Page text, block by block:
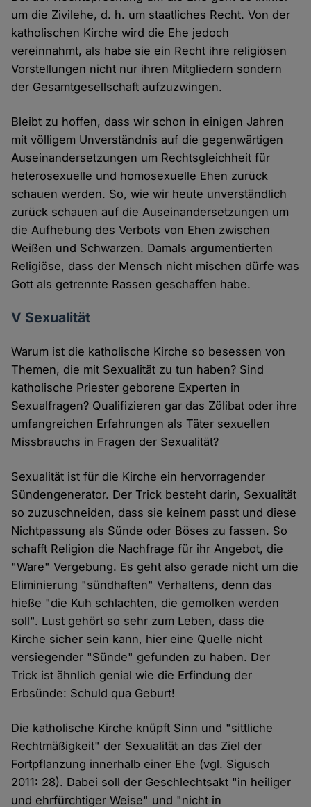
um die Zivilehe, d. h. um staatliches Recht. Von der
katholischen Kirche wird die Ehe jedoch
vereinnahmt, als habe sie ein Recht ihre religiösen
Vorstellungen nicht nur ihren Mitgliedern sondern
der Gesamtgesellschaft aufzuzwingen.
Bleibt zu hoffen, dass wir schon in einigen Jahren
mit völligem Unverständnis auf die gegenwärtigen
Auseinandersetzungen um Rechtsgleichheit für
heterosexuelle und homosexuelle Ehen zurück
schauen werden. So, wie wir heute unverständlich
zurück schauen auf die Auseinandersetzungen um
die Aufhebung des Verbots von Ehen zwischen
Weißen und Schwarzen. Damals argumentierten
Religiöse, dass der Mensch nicht mischen dürfe was
Gott als getrennte Rassen geschaffen habe.
V Sexualität
Warum ist die katholische Kirche so besessen von
Themen, die mit Sexualität zu tun haben? Sind
katholische Priester geborene Experten in
Sexualfragen? Qualifizieren gar das Zölibat oder ihre
umfangreichen Erfahrungen als Täter sexuellen
Missbrauchs in Fragen der Sexualität?
Sexualität ist für die Kirche ein hervorragender
Sündengenerator. Der Trick besteht darin, Sexualität
so zuzuschneiden, dass sie keinem passt und diese
Nichtpassung als Sünde oder Böses zu fassen. So
schafft Religion die Nachfrage für ihr Angebot, die
"Ware" Vergebung. Es geht also gerade nicht um die
Eliminierung "sündhaften" Verhaltens, denn das
hieße "die Kuh schlachten, die gemolken werden
soll". Lust gehört so sehr zum Leben, dass die
Kirche sicher sein kann, hier eine Quelle nicht
versiegender "Sünde" gefunden zu haben. Der
Trick ist ähnlich genial wie die Erfindung der
Erbsünde: Schuld qua Geburt!
Die katholische Kirche knüpft Sinn und "sittliche
Rechtmäßigkeit" der Sexualität an das Ziel der
Fortpflanzung innerhalb einer Ehe (vgl. Sigusch
2011: 28). Dabei soll der Geschlechtsakt "in heiliger
und ehrfürchtiger Weise" und "nicht in